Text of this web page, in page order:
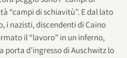
“campi di schiavitù”. E dal lato
i nazisti, discendenti di Caino
il “lavoro” in un inferno,
porta d’ingresso di Auschwitz lo